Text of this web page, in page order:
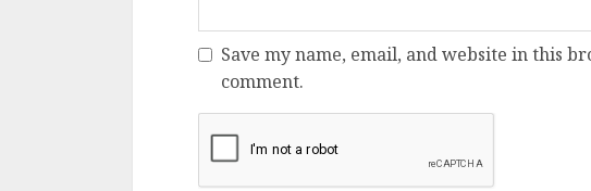
Save my name, email, and website in this
comment.